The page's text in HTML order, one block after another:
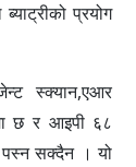
प्रयोग
स्क्यान,एआर
छ र आइपी ६८
पस्न सक्दैन । यो